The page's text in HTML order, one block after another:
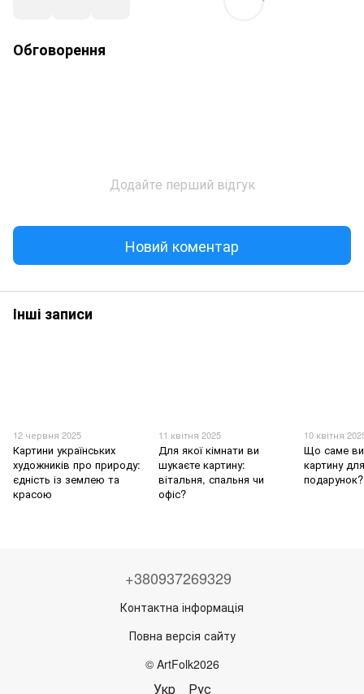
Обговорення
Додайте перший відгук
Новий коментар
Інші записи
12 червня 2025
Картини українських
художників про природу:
єдність із землею та
красою
11 квітня 2025
Для якої кімнати ви
шукаєте картину:
вітальня, спальня чи
офіс?
10 квітня
Що саме
картину
подарунок?
+380937269329
Контактна інформація
Повна версія сайту
© ArtFolk2026
Укр Рус